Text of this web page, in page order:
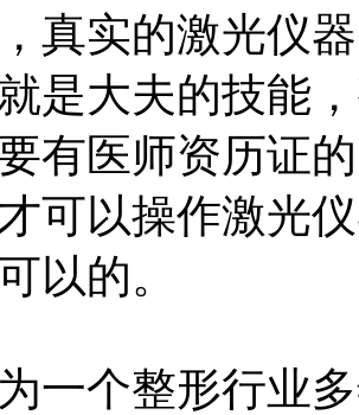
真实的激光仪
是大夫的技能
有医师资历证
可以操作激光
以的。
一个整形行业